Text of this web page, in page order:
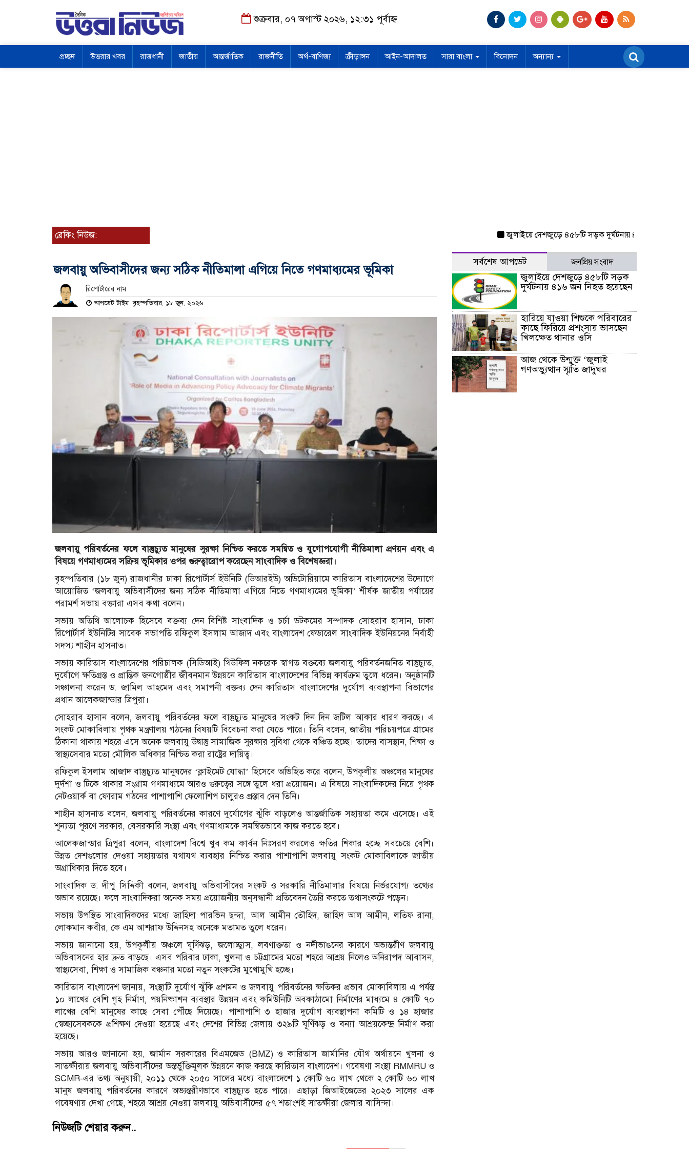
শুক্রবার, ০৭ অগাস্ট ২০২৬, ১২:৩১ পূর্বাহ্ন
প্রচ্ছদ উত্তরার খবর রাজধানী জাতীয় আন্তর্জাতিক রাজনীতি অর্থ-বাণিজ্য ক্রীড়াঙ্গন আইন-আদালত সারা বাংলা বিনোদন অন্যান্য
ব্রেকিং নিউজ: জুলাইয়ে দেশজুড়ে ৪৫৮টি সড়ক দুর্ঘটনায় ৪১৬ জন নিহত হয়েছেন
জলবায়ু অভিবাসীদের জন্য সঠিক নীতিমালা এগিয়ে নিতে গণমাধ্যমের ভূমিকা
রিপোর্টারের নাম
আপডেট টাইম: বৃহস্পতিবার, ১৮ জুন, ২০২৬
জলবায়ু পরিবর্তনের ফলে বাস্তুচ্যুত মানুষের সুরক্ষা নিশ্চিত করতে সমন্বিত ও যুগোপযোগী নীতিমালা প্রণয়ন এবং এ
বিষয়ে গণমাধ্যমের সক্রিয় ভূমিকার ওপর গুরুত্বারোপ করেছেন সাংবাদিক ও বিশেষজ্ঞরা।
বৃহস্পতিবার (১৮ জুন) রাজধানীর ঢাকা রিপোর্টার্স ইউনিটি (ডিআরইউ) অডিটোরিয়ামে কারিতাস বাংলাদেশের উদ্যোগে
আয়োজিত ‘জলবায়ু অভিবাসীদের জন্য সঠিক নীতিমালা এগিয়ে নিতে গণমাধ্যমের ভূমিকা’ শীর্ষক জাতীয় পর্যায়ের
পরামর্শ সভায় বক্তারা এসব কথা বলেন।
সভায় অতিথি আলোচক হিসেবে বক্তব্য দেন বিশিষ্ট সাংবাদিক ও চর্চা ডটকমের সম্পাদক সোহরাব হাসান, ঢাকা
রিপোর্টার্স ইউনিটির সাবেক সভাপতি রফিকুল ইসলাম আজাদ এবং বাংলাদেশ ফেডারেল সাংবাদিক ইউনিয়নের নির্বাহী
সদস্য শাহীন হাসনাত।
সভায় কারিতাস বাংলাদেশের পরিচালক (সিডিআই) থিউফিল নকরেক স্বাগত বক্তব্যে জলবায়ু পরিবর্তনজনিত বাস্তুচ্যুত,
দুর্যোগে ক্ষতিগ্রস্ত ও প্রান্তিক জনগোষ্ঠীর জীবনমান উন্নয়নে কারিতাস বাংলাদেশের বিভিন্ন কার্যক্রম তুলে ধরেন। অনুষ্ঠানটি
সঞ্চালনা করেন ড. জামিল আহমেদ এবং সমাপনী বক্তব্য দেন কারিতাস বাংলাদেশের দুর্যোগ ব্যবস্থাপনা বিভাগের
প্রধান আলেকজান্ডার ত্রিপুরা।
সোহরাব হাসান বলেন, জলবায়ু পরিবর্তনের ফলে বাস্তুচ্যুত মানুষের সংকট দিন দিন জটিল আকার ধারণ করছে। এ
সংকট মোকাবিলায় পৃথক মন্ত্রণালয় গঠনের বিষয়টি বিবেচনা করা যেতে পারে। তিনি বলেন, জাতীয় পরিচয়পত্রে গ্রামের
ঠিকানা থাকায় শহরে এসে অনেক জলবায়ু উদ্বাস্তু সামাজিক সুরক্ষার সুবিধা থেকে বঞ্চিত হচ্ছে। তাদের বাসস্থান, শিক্ষা ও
স্বাস্থ্যসেবার মতো মৌলিক অধিকার নিশ্চিত করা রাষ্ট্রের দায়িত্ব।
রফিকুল ইসলাম আজাদ বাস্তুচ্যুত মানুষদের ‘ক্লাইমেট যোদ্ধা’ হিসেবে অভিহিত করে বলেন, উপকূলীয় অঞ্চলের মানুষের
দুর্দশা ও টিকে থাকার সংগ্রাম গণমাধ্যমে আরও গুরুত্বের সঙ্গে তুলে ধরা প্রয়োজন। এ বিষয়ে সাংবাদিকদের নিয়ে পৃথক
নেটওয়ার্ক বা ফোরাম গঠনের পাশাপাশি ফেলোশিপ চালুরও প্রস্তাব দেন তিনি।
শাহীন হাসনাত বলেন, জলবায়ু পরিবর্তনের কারণে দুর্যোগের ঝুঁকি বাড়লেও আন্তর্জাতিক সহায়তা কমে এসেছে। এই
শূন্যতা পূরণে সরকার, বেসরকারি সংস্থা এবং গণমাধ্যমকে সমন্বিতভাবে কাজ করতে হবে।
আলেকজান্ডার ত্রিপুরা বলেন, বাংলাদেশ বিশ্বে খুব কম কার্বন নিঃসরণ করলেও ক্ষতির শিকার হচ্ছে সবচেয়ে বেশি।
উন্নত দেশগুলোর দেওয়া সহায়তার যথাযথ ব্যবহার নিশ্চিত করার পাশাপাশি জলবায়ু সংকট মোকাবিলাকে জাতীয়
অগ্রাধিকার দিতে হবে।
সাংবাদিক ড. দীপু সিদ্দিকী বলেন, জলবায়ু অভিবাসীদের সংকট ও সরকারি নীতিমালার বিষয়ে নির্ভরযোগ্য তথ্যের
অভাব রয়েছে। ফলে সাংবাদিকরা অনেক সময় প্রয়োজনীয় অনুসন্ধানী প্রতিবেদন তৈরি করতে তথ্যসংকটে পড়েন।
সভায় উপস্থিত সাংবাদিকদের মধ্যে জাহিদা পারভিন ছন্দা, আল আমীন তৌহিদ, জাহিদ আল আমীন, লতিফ রানা,
লোকমান কবীর, কে এম আশরাফ উদ্দিনসহ অনেকে মতামত তুলে ধরেন।
সভায় জানানো হয়, উপকূলীয় অঞ্চলে ঘূর্ণিঝড়, জলোচ্ছ্বাস, লবণাক্ততা ও নদীভাঙনের কারণে অভ্যন্তরীণ জলবায়ু
অভিবাসনের হার দ্রুত বাড়ছে। এসব পরিবার ঢাকা, খুলনা ও চট্টগ্রামের মতো শহরে আশ্রয় নিলেও অনিরাপদ আবাসন,
স্বাস্থ্যসেবা, শিক্ষা ও সামাজিক বঞ্চনার মতো নতুন সংকটের মুখোমুখি হচ্ছে।
কারিতাস বাংলাদেশ জানায়, সংস্থাটি দুর্যোগ ঝুঁকি প্রশমন ও জলবায়ু পরিবর্তনের ক্ষতিকর প্রভাব মোকাবিলায় এ পর্যন্ত
১০ লাখের বেশি গৃহ নির্মাণ, পয়নিষ্কাশন ব্যবস্থার উন্নয়ন এবং কমিউনিটি অবকাঠামো নির্মাণের মাধ্যমে ৪ কোটি ৭০
লাখের বেশি মানুষের কাছে সেবা পৌঁছে দিয়েছে। পাশাপাশি ৩ হাজার দুর্যোগ ব্যবস্থাপনা কমিটি ও ১৪ হাজার
স্বেচ্ছাসেবককে প্রশিক্ষণ দেওয়া হয়েছে এবং দেশের বিভিন্ন জেলায় ৩২৯টি ঘূর্ণিঝড় ও বন্যা আশ্রয়কেন্দ্র নির্মাণ করা
হয়েছে।
সভায় আরও জানানো হয়, জার্মান সরকারের বিএমজেড (BMZ) ও কারিতাস জার্মানির যৌথ অর্থায়নে খুলনা ও
সাতক্ষীরায় জলবায়ু অভিবাসীদের অন্তর্ভুক্তিমূলক উন্নয়নে কাজ করছে কারিতাস বাংলাদেশ। গবেষণা সংস্থা RMMRU ও
SCMR-এর তথ্য অনুযায়ী, ২০১১ থেকে ২০৫০ সালের মধ্যে বাংলাদেশে ১ কোটি ৬০ লাখ থেকে ২ কোটি ৬০ লাখ
মানুষ জলবায়ু পরিবর্তনের কারণে অভ্যন্তরীণভাবে বাস্তুচ্যুত হতে পারে। এছাড়া জিআইজেডের ২০২৩ সালের এক
গবেষণায় দেখা গেছে, শহরে আশ্রয় নেওয়া জলবায়ু অভিবাসীদের ৫৭ শতাংশই সাতক্ষীরা জেলার বাসিন্দা।
নিউজটি শেয়ার করুন..
সর্বশেষ আপডেট জনপ্রিয় সংবাদ
জুলাইয়ে দেশজুড়ে ৪৫৮টি সড়ক
দুর্ঘটনায় ৪১৬ জন নিহত হয়েছেন
হারিয়ে যাওয়া শিশুকে পরিবারের
কাছে ফিরিয়ে প্রশংসায় ভাসছেন
খিলক্ষেত থানার ওসি
আজ থেকে উন্মুক্ত ‘জুলাই
গণঅভ্যুত্থান স্মৃতি জাদুঘর